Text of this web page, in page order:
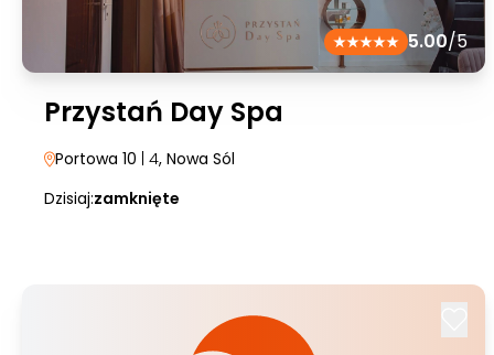
5.00/5
Przystań Day Spa
Portowa 10 | 4, Nowa Sól
Dzisiaj:zamknięte